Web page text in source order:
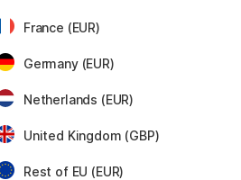
France (EUR)
Germany (EUR)
Netherlands (EUR)
United Kingdom (GBP)
Rest of EU (EUR)